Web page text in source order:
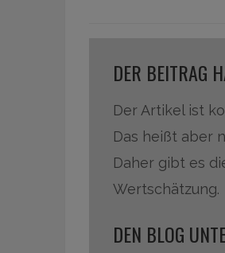
DER BEITRAG
Der Artikel ist
Das heißt aber
Daher gibt es
Wertschätzung.
DEN BLOG